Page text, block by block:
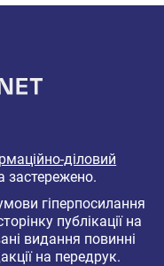
діловий
застережено.
гіперпосилання
публікації на
видання повинні
на передрук.